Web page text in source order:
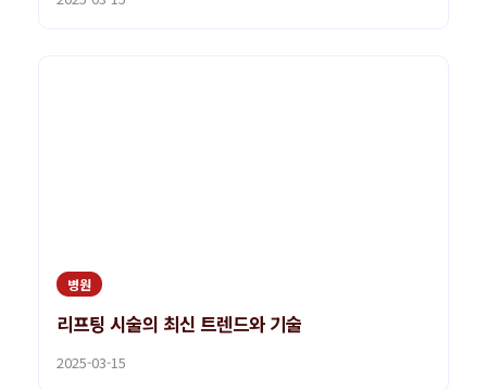
병원
리프팅 시술의 최신 트렌드와 기술
2025-03-15